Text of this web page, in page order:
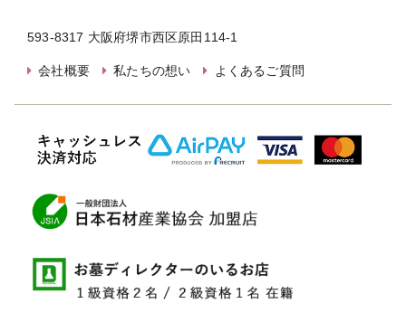
593-8317 大阪府堺市西区原田114-1
会社概要 私たちの想い よくあるご質問